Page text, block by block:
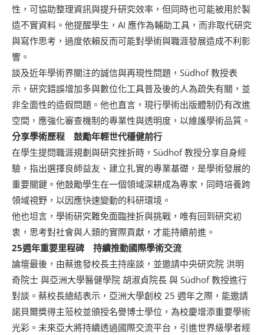
性，可協助整理資訊與提升研究效率，但同時也可能被用於製
造不實資料。他提醒學生，AI 應作為輔助工具，而非取代研究
與寫作思考，過度依賴反而可能對學術與職涯發展造成不利影
響。
談及近年學術界關注的誠信與再現性問題，Südhof 教授表
示，研究錯誤增加多與數位化工具普及後的人為疏失有關，並
非全面性的造假問題。他也直言，現行學術出版體制仍有改進
空間，應強化審查機制的專業性與透明度，以維護學術品質。
分享學術歷程 鼓勵年輕世代穩健前行
在學生提問職涯規劃與研究挫折時，Südhof 教授分享自身經
驗，指出選擇良師益友、建立扎實的專業基礎，是學術發展的
重要關鍵。他鼓勵學生在一個領域深耕成為專家，同時培養跨
領域視野，以因應快速變動的科研環境。
他也坦言，學術研究難免面臨挫折與挑戰，唯有回到研究初
衷，思考對社會與人類的實際貢獻，才能持續前進。
25週年重要里程碑 持續推動國際學術交流
論壇最後，由蔡進發校長主持座談，並邀請中央研究院 洪明
奇院士 與亞洲大學醫健學院 胡淑貞院長 與 Südhof 教授進行
對談。蔡校長總結表示，亞洲大學創校 25 週年之際，能邀請
諾貝爾獎得主蒞校並頒授名譽博士學位，為校慶增添重要學術
光彩。未來亞大將持續透過國際交流平台，引進世界級學者經